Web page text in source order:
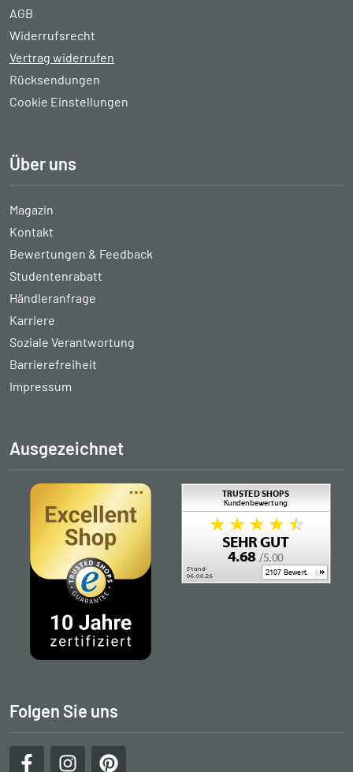
AGB
Widerrufsrecht
Vertrag widerrufen
Rücksendungen
Cookie Einstellungen
Über uns
Magazin
Kontakt
Bewertungen & Feedback
Studentenrabatt
Händleranfrage
Karriere
Soziale Verantwortung
Barrierefreiheit
Impressum
Ausgezeichnet
Folgen Sie uns